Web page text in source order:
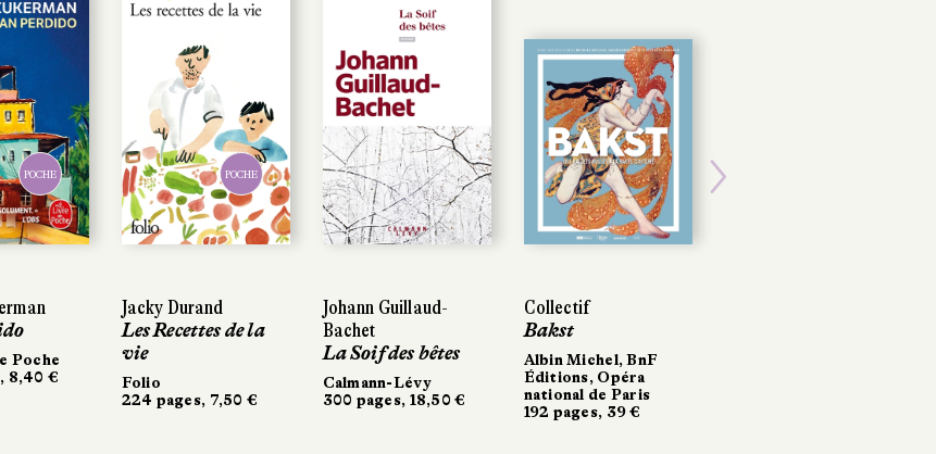
POCHE
Poche
8,40 €
POCHE
Jacky Durand
Les Recettes de la
vie
Folio
224 pages, 7,50 €
Johann Guillaud-
Bachet
La Soif des bêtes
Calmann-Lévy
300 pages, 18,50 €
Collectif
Bakst
Albin Michel, BnF
Éditions, Opéra
national de Paris
192 pages, 39 €